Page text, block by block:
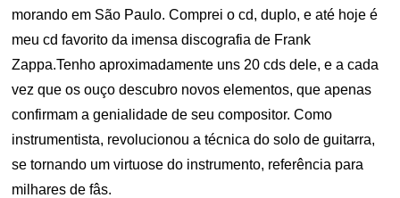
morando em São Paulo. Comprei o cd, duplo, e até hoje é
meu cd favorito da imensa discografia de Frank
Zappa.Tenho aproximadamente uns 20 cds dele, e a cada
vez que os ouço descubro novos elementos, que apenas
confirmam a genialidade de seu compositor. Como
instrumentista, revolucionou a técnica do solo de guitarra,
se tornando um virtuose do instrumento, referência para
milhares de fâs.